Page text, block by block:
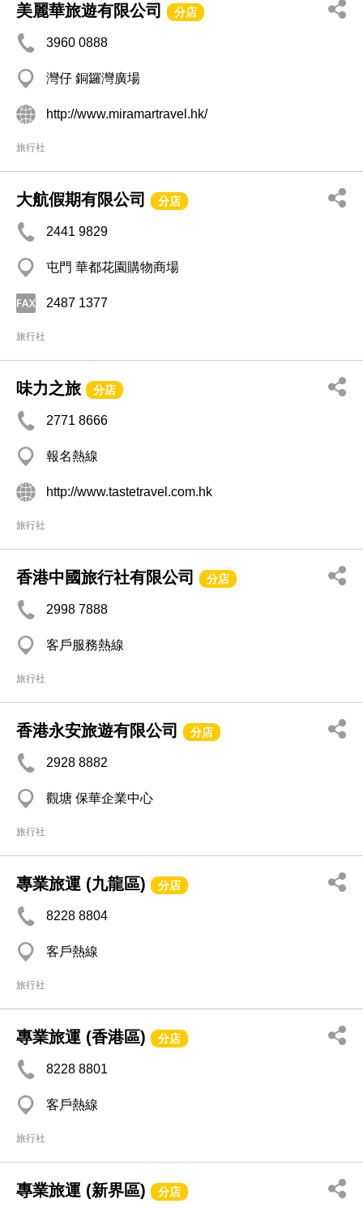
美麗華旅遊有限公司 分店
3960 0888
灣仔 銅鑼灣廣場
http://www.miramartravel.hk/
旅行社
大航假期有限公司 分店
2441 9829
屯門 華都花園購物商場
2487 1377
旅行社
味力之旅 分店
2771 8666
報名熱線
http://www.tastetravel.com.hk
旅行社
香港中國旅行社有限公司 分店
2998 7888
客戶服務熱線
旅行社
香港永安旅遊有限公司 分店
2928 8882
觀塘 保華企業中心
旅行社
專業旅運 (九龍區) 分店
8228 8804
客戶熱線
旅行社
專業旅運 (香港區) 分店
8228 8801
客戶熱線
旅行社
專業旅運 (新界區) 分店